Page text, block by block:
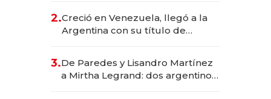
2.Creció en Venezuela, llegó a la
Argentina con su título de
las marcas "fast premium"
3.De Paredes y Lisandro Martínez
a Mirtha Legrand: dos argentinos